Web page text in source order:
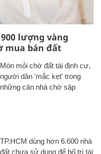
lượng vàng
mua bán đất
Mòn mỏi chờ đất tái định cư,
người dân 'mắc kẹt' trong
những căn nhà chờ sập
TP.HCM dùng hơn 6.600 nhà
đất chưa sử dụng để bố trí tái